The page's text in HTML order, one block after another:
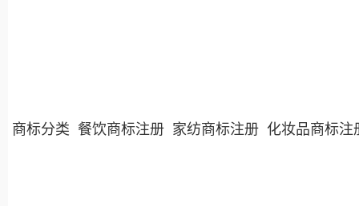
商标分类 餐饮商标注册 家纺商标注册 化妆品商标注